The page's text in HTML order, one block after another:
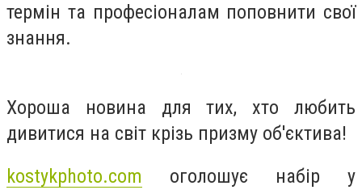
термін та професіоналам поповнити свої
знання.
Хороша новина для тих, хто любить
дивитися на світ крізь призму об'єктива!
kostykphoto.com оголошує набір у